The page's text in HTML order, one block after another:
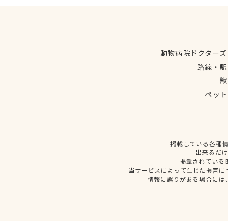
動物病院ドクター
路線・
ペッ
掲載している各種
出来るだ
掲載されている
当サービスによって生じた損害
情報に誤りがある場合には